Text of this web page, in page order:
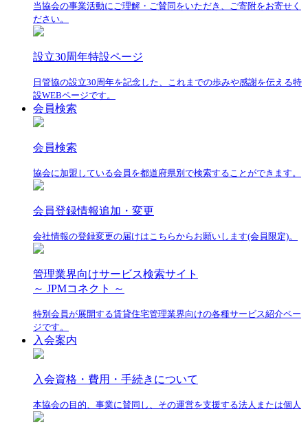
当協会の事業活動にご理解・ご賛同をいただき、ご寄附をお寄せく
ださい。
設立30周年特設ページ
日管協の設立30周年を記念した、これまでの歩みや感謝を伝える特
設WEBページです。
会員検索
会員検索
協会に加盟している会員を都道府県別で検索することができます。
会員登録情報追加・変更
会社情報の登録変更の届けはこちらからお願いします(会員限定)。
管理業界向けサービス検索サイト
～ JPMコネクト ～
特別会員が展開する賃貸住宅管理業界向けの各種サービス紹介ペー
ジです。
入会案内
入会資格・費用・手続きについて
本協会の目的、事業に賛同し、その運営を支援する法人または個人